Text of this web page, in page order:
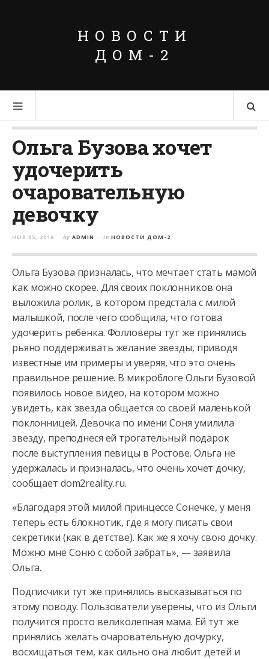
НОВОСТИ
ДОМ-2
Ольга Бузова хочет
удочерить
очаровательную
девочку
НОЯ 05, 2018 by ADMIN in НОВОСТИ ДОМ-2
Ольга Бузова призналась, что мечтает стать мамой
как можно скорее. Для своих поклонников она
выложила ролик, в котором предстала с милой
малышкой, после чего сообщила, что готова
удочерить ребенка. Фолловеры тут же принялись
рьяно поддерживать желание звезды, приводя
известные им примеры и уверяя, что это очень
правильное решение. В микроблоге Ольги Бузовой
появилось новое видео, на котором можно
увидеть, как звезда общается со своей маленькой
поклонницей. Девочка по имени Соня умилила
звезду, преподнеся ей трогательный подарок
после выступления певицы в Ростове. Ольга не
удержалась и призналась, что очень хочет дочку,
сообщает dom2reality.ru.
«Благодаря этой милой принцессе Сонечке, у меня
теперь есть блокнотик, где я могу писать свои
секретики (как в детстве). Как же я хочу свою дочку.
Можно мне Соню с собой забрать», — заявила
Ольга.
Подписчики тут же принялись высказываться по
этому поводу. Пользователи уверены, что из Ольги
получится просто великолепная мама. Ей тут же
принялись желать очаровательную дочурку,
восхищаться тем, как сильно она любит детей и